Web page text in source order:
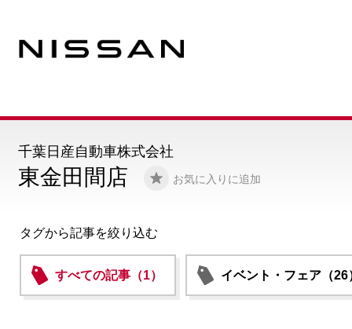
東金田間店 お気に入りに追加
千葉日産自動車株式会社
タグから記事を絞り込む
すべての記事（1） イベント・フェア（26